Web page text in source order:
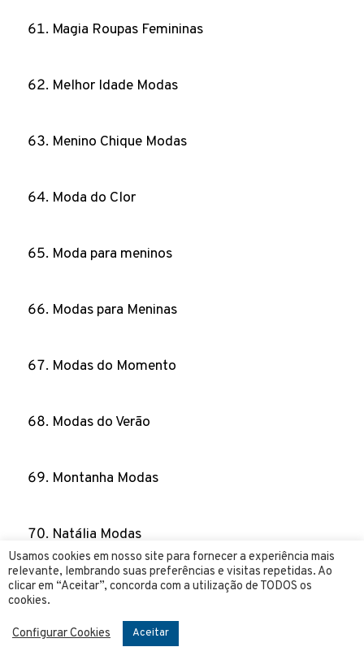
Magia Roupas Femininas
Melhor Idade Modas
Menino Chique Modas
Moda do Clor
Moda para meninos
Modas para Meninas
Modas do Momento
Modas do Verão
Montanha Modas
Natália Modas
Para Menino e Menina Modas
Parada da Moda
Usamos cookies em nosso site para fornecer a experiência mais
relevante, lembrando suas preferências e visitas repetidas. Ao
clicar em “Aceitar”, concorda com a utilização de TODOS os
cookies.
Configurar Cookies Aceitar